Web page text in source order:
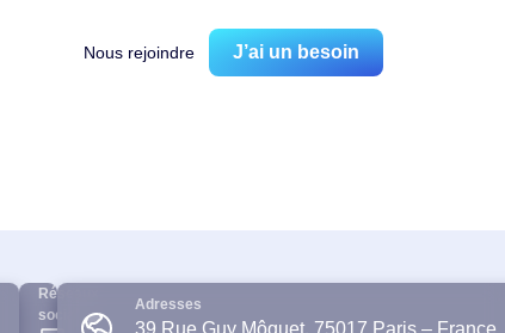
Nous rejoindre J’ai un besoin
Réseaux
sociaux
Adresses
39 Rue Guy Môquet, 75017 Paris – France